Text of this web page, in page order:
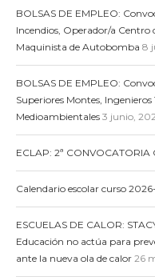
BOLSAS DE EMPLEO:
Incendios, Operador/a
Maquinista de Autobomba 8
BOLSAS DE EMPLEO:
Superiores Montes, Ingenieros
Medioambientales 3 junio,
ECLAP: 2ª CONVOCATORIA
Calendario escolar curso
ESCUELAS DE CALOR:
Educación no actúa para
ante la nueva ola de calor 26